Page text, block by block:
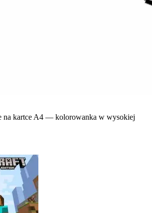
na kartce A4 — kolorowanka w wysokiej